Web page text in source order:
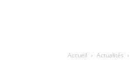
Accueil Actualités